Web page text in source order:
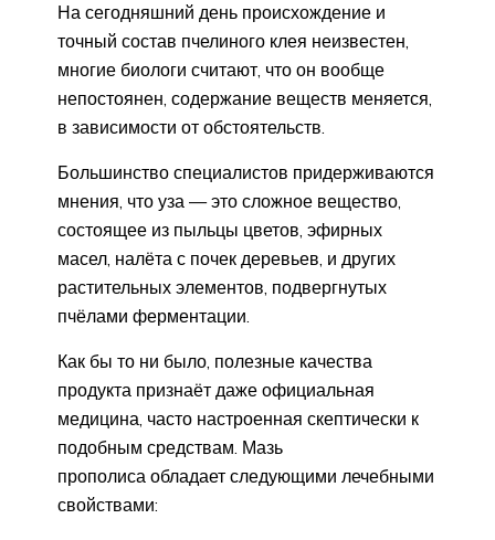
На сегодняшний день происхождение и
точный состав пчелиного клея неизвестен,
многие биологи считают, что он вообще
непостоянен, содержание веществ меняется,
в зависимости от обстоятельств.
Большинство специалистов придерживаются
мнения, что уза — это сложное вещество,
состоящее из пыльцы цветов, эфирных
масел, налёта с почек деревьев, и других
растительных элементов, подвергнутых
пчёлами ферментации.
Как бы то ни было, полезные качества
продукта признаёт даже официальная
медицина, часто настроенная скептически к
подобным средствам. Мазь
прополиса обладает следующими лечебными
свойствами: